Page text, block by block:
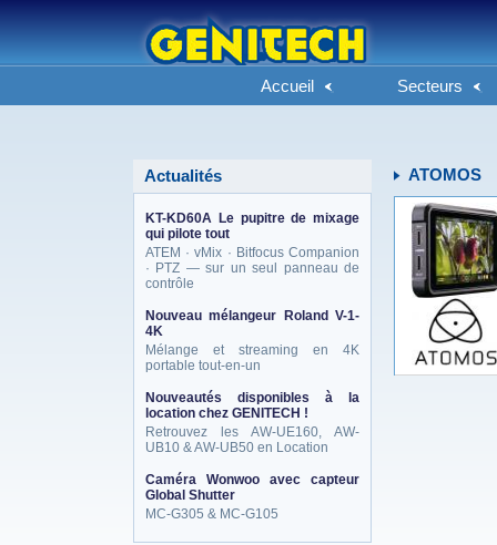
Accueil Secteurs
Actualités
KT-KD60A Le pupitre de mixage
qui pilote tout
ATEM · vMix · Bitfocus Companion
· PTZ — sur un seul panneau de
contrôle
Nouveau mélangeur Roland V-1-
4K
Mélange et streaming en 4K
portable tout-en-un
Nouveautés disponibles à la
location chez GENITECH !
Retrouvez les AW-UE160, AW-
UB10 & AW-UB50 en Location
Caméra Wonwoo avec capteur
Global Shutter
MC-G305 & MC-G105
ATOMOS